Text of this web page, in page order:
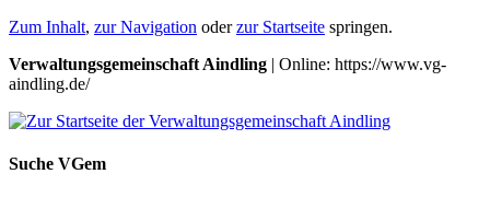
Zum Inhalt, zur Navigation oderzur Startseite springen.
Verwaltungsgemeinschaft Aindling | Online: https://www.vg-
aindling.de/
Suche VGem